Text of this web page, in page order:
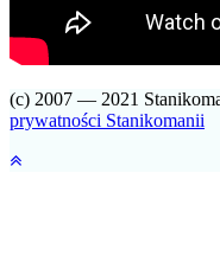
(c) 2007 — 2021
prywatności Stanikomanii